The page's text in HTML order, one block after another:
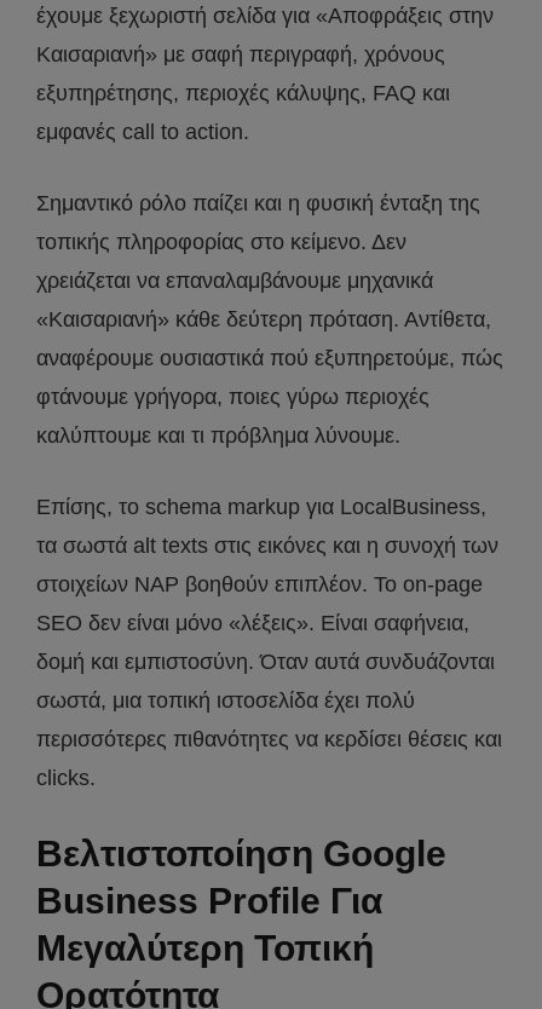
έχουμε ξεχωριστή σελίδα για «Αποφράξεις στην
Καισαριανή» με σαφή περιγραφή, χρόνους
εξυπηρέτησης, περιοχές κάλυψης, FAQ και
εμφανές call to action.
Σημαντικό ρόλο παίζει και η φυσική ένταξη της
τοπικής πληροφορίας στο κείμενο. Δεν
χρειάζεται να επαναλαμβάνουμε μηχανικά
«Καισαριανή» κάθε δεύτερη πρόταση. Αντίθετα,
αναφέρουμε ουσιαστικά πού εξυπηρετούμε, πώς
φτάνουμε γρήγορα, ποιες γύρω περιοχές
καλύπτουμε και τι πρόβλημα λύνουμε.
Επίσης, το schema markup για LocalBusiness,
τα σωστά alt texts στις εικόνες και η συνοχή των
στοιχείων NAP βοηθούν επιπλέον. Το on-page
SEO δεν είναι μόνο «λέξεις». Είναι σαφήνεια,
δομή και εμπιστοσύνη. Όταν αυτά συνδυάζονται
σωστά, μια τοπική ιστοσελίδα έχει πολύ
περισσότερες πιθανότητες να κερδίσει θέσεις και
clicks.
Βελτιστοποίηση Google
Business Profile Για
Μεγαλύτερη Τοπική
Ορατότητα